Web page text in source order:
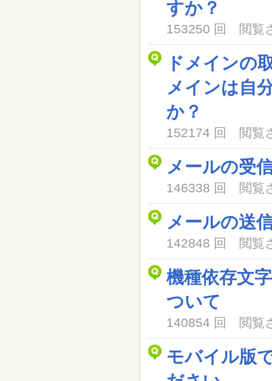
すか？
153250 回 閲覧
ドメインの
メインは自
か？
152174 回 閲覧
メールの受
146338 回 閲覧
メールの送
142848 回 閲覧
機種依存文
ついて
140854 回 閲覧
モバイル版